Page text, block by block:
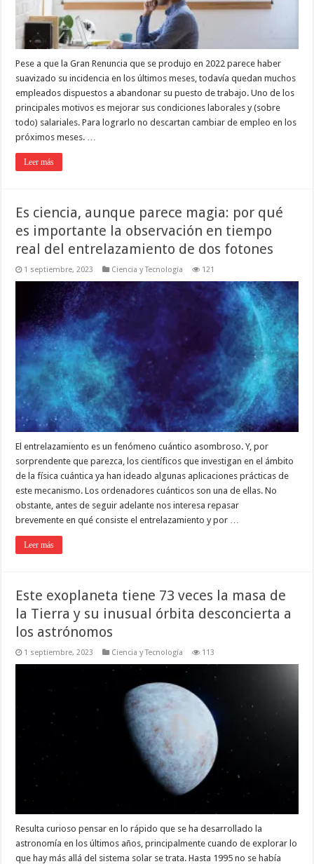
Pese a que la Gran Renuncia que se produjo en 2022 parece haber
suavizado su incidencia en los últimos meses, todavía quedan muchos
empleados dispuestos a abandonar su puesto de trabajo. Uno de los
principales motivos es mejorar sus condiciones laborales y (sobre
todo) salariales. Para lograrlo no descartan cambiar de empleo en los
próximos meses. …
Leer más
Es ciencia, aunque parece magia: por qué
es importante la observación en tiempo
real del entrelazamiento de dos fotones
1 septiembre, 2023 Ciencia y Tecnología 121
El entrelazamiento es un fenómeno cuántico asombroso. Y, por
sorprendente que parezca, los científicos que investigan en el ámbito
de la física cuántica ya han ideado algunas aplicaciones prácticas de
este mecanismo. Los ordenadores cuánticos son una de ellas. No
obstante, antes de seguir adelante nos interesa repasar
brevemente en qué consiste el entrelazamiento y por …
Leer más
Este exoplaneta tiene 73 veces la masa de
la Tierra y su inusual órbita desconcierta a
los astrónomos
1 septiembre, 2023 Ciencia y Tecnología 113
Resulta curioso pensar en lo rápido que se ha desarrollado la
astronomía en los últimos años, principalmente cuando de explorar lo
que hay más allá del sistema solar se trata. Hasta 1995 no se había